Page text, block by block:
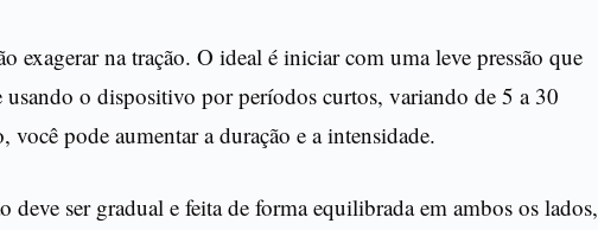
exagerar na tração. O ideal é iniciar com uma leve pressão que
usando o dispositivo por períodos curtos, variando de 5 a 30
pode aumentar a duração e a intensidade.
deve ser gradual e feita de forma equilibrada em ambos os lados,